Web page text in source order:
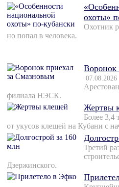
охоты»
Охотник
но попал в человека.
Воронок
07.08.2026
филиала НЭСК.
Жертвы
Более 3,4
от укусов клещей на Кубани с
Третий
Дзержинского.